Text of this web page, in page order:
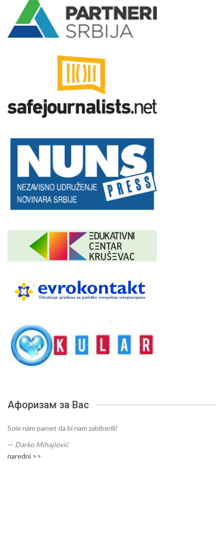
Афоризам за Вас
Sole nam pamet da bi nam zabiberili!
— Darko Mihajlović
naredni >>